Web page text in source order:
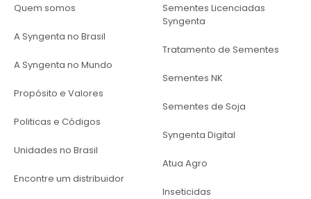
Quem somos
A Syngenta no Brasil
A Syngenta no Mundo
Propósito e Valores
Politicas e Códigos
Unidades no Brasil
Encontre um distribuidor
Sementes Licenciadas
Syngenta
Tratamento de Sementes
Sementes NK
Sementes de Soja
Syngenta Digital
Atua Agro
Inseticidas